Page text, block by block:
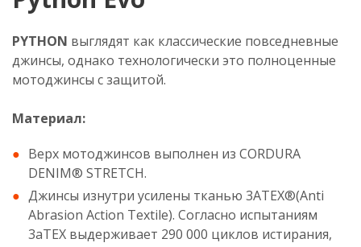
PYTHON выглядят как классические повседневные
джинсы, однако технологически это полноценные
мотоджинсы с защитой.
Материал:
Верх мотоджинсов выполнен из CORDURA
DENIM® STRETCH.
Джинсы изнутри усилены тканью 3ATEX®(Anti
Abrasion Action Textile). Согласно испытаниям
3аТЕХ выдерживает 290 000 циклов истирания,